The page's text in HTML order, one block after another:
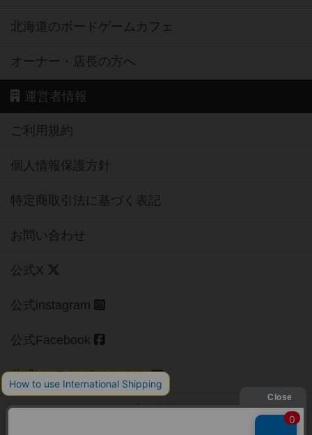
北海道のボードゲームカフェ
オーナー・店長の方へ
運営者情報
ご利用規約
個人情報保護方針
特定商取引法に基づく表記
お問い合わせ
公式X
公式instagram
公式Facebook
公式YouTubeチャンネル
Copyright (c)